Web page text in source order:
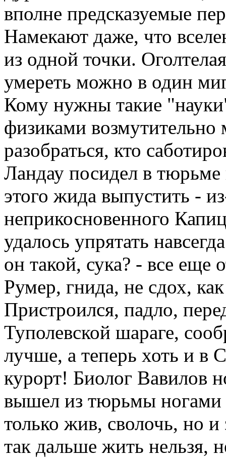
вполне предсказуемые
Намекают даже, что
из одной точки.
умереть можно в один
Кому нужны такие
физиками возмутительно
разобраться, кто
Ландау посидел в
этого жида выпустить -
неприкосновенного
удалось упрятать
он такой, сука? - все еще
Румер, гнида, не сдох,
Пристроился, падло,
Туполевской шараге,
лучше, а теперь хоть и в
курорт! Биолог Вавилов
вышел из тюрьмы ногами
только жив, сволочь, но
так дальше жить нельзя,